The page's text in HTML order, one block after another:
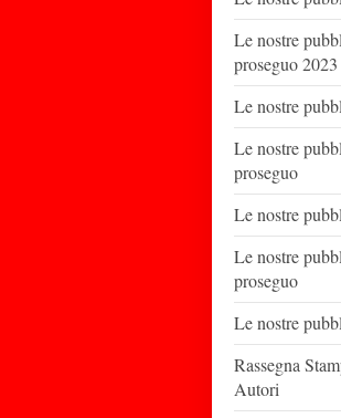
Le nostre
proseguo 2023
Le nostre
Le nostre
proseguo
Le nostre
Le nostre
proseguo
Le nostre
Rassegna
Autori